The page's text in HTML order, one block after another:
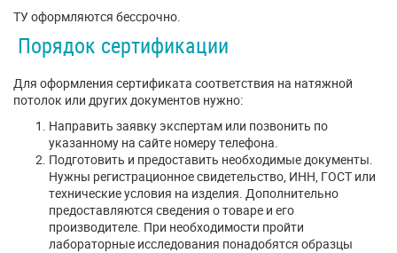
ТУ оформляются бессрочно.
Порядок сертификации
Для оформления сертификата соответствия на натяжной
потолок или других документов нужно:
Направить заявку экспертам или позвонить по
указанному на сайте номеру телефона.
Подготовить и предоставить необходимые документы.
Нужны регистрационное свидетельство, ИНН, ГОСТ или
технические условия на изделия. Дополнительно
предоставляются сведения о товаре и его
производителе. При необходимости пройти
лабораторные исследования понадобятся образцы